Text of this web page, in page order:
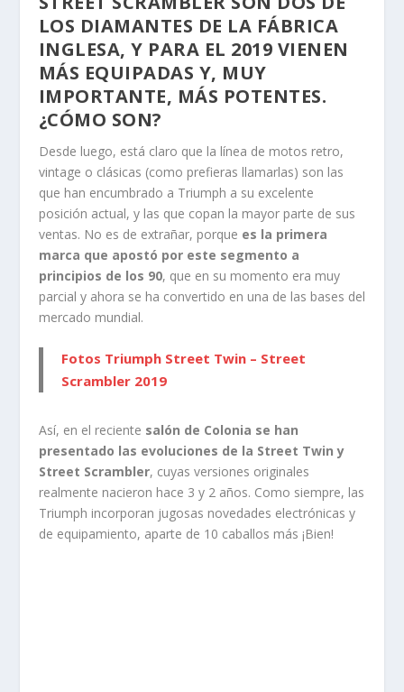
LOS DIAMANTES DE LA FÁBRICA
INGLESA, Y PARA EL 2019 VIENEN
MÁS EQUIPADAS Y, MUY
IMPORTANTE, MÁS POTENTES.
¿CÓMO SON?
Desde luego, está claro que la línea de motos retro,
vintage o clásicas (como prefieras llamarlas) son las
que han encumbrado a Triumph a su excelente
posición actual, y las que copan la mayor parte de sus
ventas. No es de extrañar, porque es la primera
marca que apostó por este segmento a
principios de los 90, que en su momento era muy
parcial y ahora se ha convertido en una de las bases del
mercado mundial.
Fotos Triumph Street Twin – Street
Scrambler 2019
Así, en el reciente salón de Colonia se han
presentado las evoluciones de la Street Twin y
Street Scrambler, cuyas versiones originales
realmente nacieron hace 3 y 2 años. Como siempre, las
Triumph incorporan jugosas novedades electrónicas y
de equipamiento, aparte de 10 caballos más ¡Bien!